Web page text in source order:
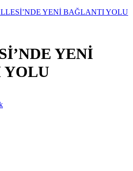
YENİ BAĞLANTI YOLU
YENİ
YOLU